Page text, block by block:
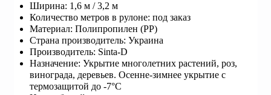
Ширина: 1,6 м / 3,2 м
Количество метров в рулоне: под заказ
Материал: Полипропилен (PP)
Страна производитель: Украина
Производитель: Sinta-D
Назначение: Укрытие многолетних растений, роз,
винограда, деревьев. Осенне-зимнее укрытие с
термозащитой до -7°C